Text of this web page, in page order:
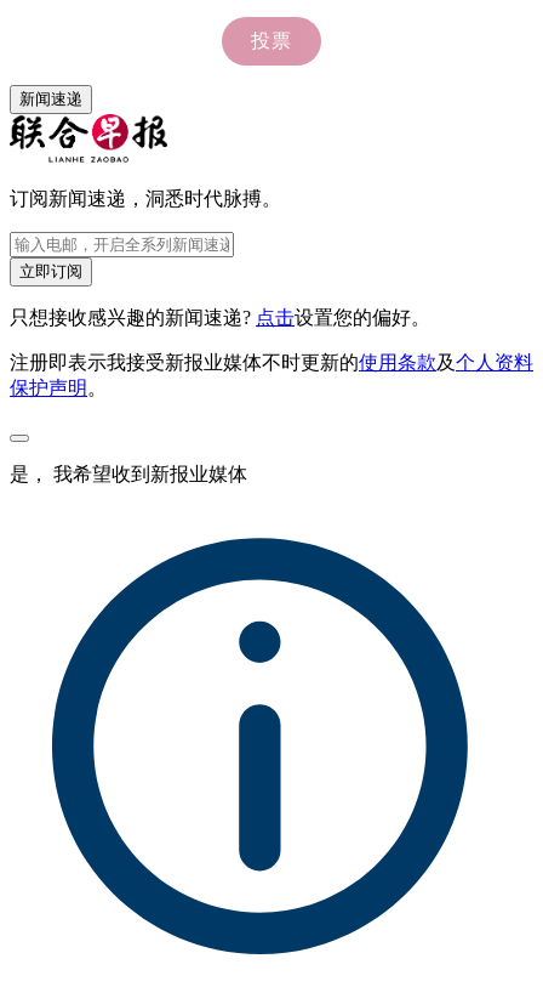
新闻速递
订阅新闻速递，洞悉时代脉搏。
立即订阅
只想接收感兴趣的新闻速递? 点击设置您的偏好。
注册即表示我接受新报业媒体不时更新的使用条款及个人资料
保护声明 。
是， 我希望收到新报业媒体